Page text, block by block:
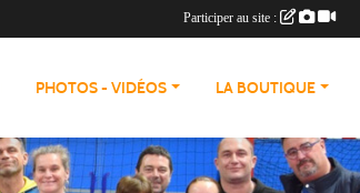
PHOTOS - VIDÉOS LA BOUTIQUE
Participer au site :